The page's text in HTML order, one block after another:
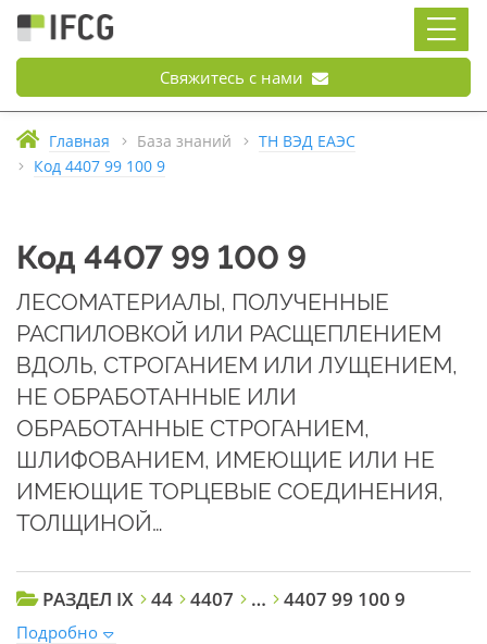
Свяжитесь с нами
Главная База знаний
ТН ВЭД ЕАЭС
Код 4407 99 100 9
Код 4407 99 100 9
ЛЕСОМАТЕРИАЛЫ, ПОЛУЧЕННЫЕ
РАСПИЛОВКОЙ ИЛИ РАСЩЕПЛЕНИЕМ
ВДОЛЬ, СТРОГАНИЕМ ИЛИ ЛУЩЕНИЕМ,
НЕ ОБРАБОТАННЫЕ ИЛИ
ОБРАБОТАННЫЕ СТРОГАНИЕМ,
ШЛИФОВАНИЕМ, ИМЕЮЩИЕ ИЛИ НЕ
ИМЕЮЩИЕ ТОРЦЕВЫЕ СОЕДИНЕНИЯ,
ТОЛЩИНОЙ…
РАЗДЕЛ IX 44 4407 … 4407 99 100 9
Подробно